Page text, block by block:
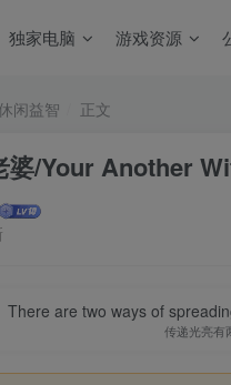
独家电脑 游戏资源
休闲益智 正文
婆/Your Another
There are two ways of
传递光亮有